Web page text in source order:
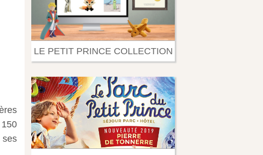
ses
LE PETIT PRINCE COLLECTION